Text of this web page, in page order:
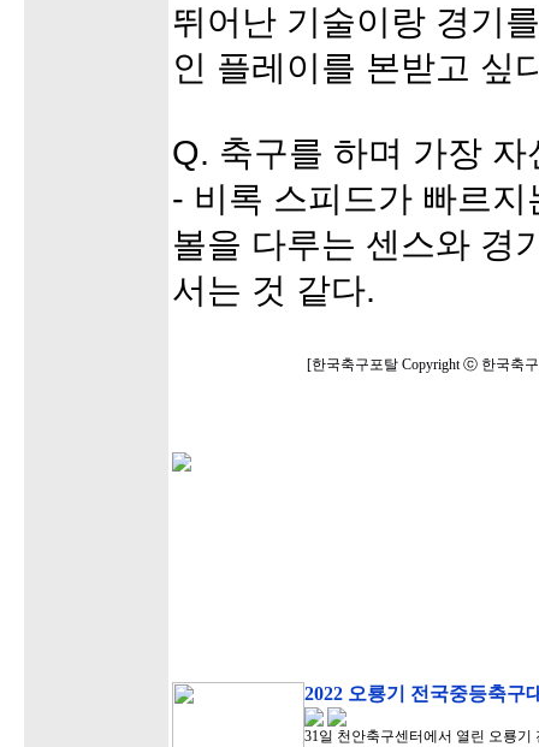
뛰어난 기술이랑 경기
인 플레이를 본받고 싶
Q. 축구를 하며 가장
- 비록 스피드가 빠르
볼을 다루는 센스와 경
서는 것 같다.
[한국축구포탈 Copyright ⓒ 한국축
2022 오룡기 전국중등축
31일 천안축구센터에서 열린 오룡